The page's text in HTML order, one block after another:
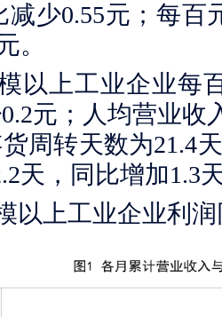
减少0.55元；每
。
以上工业企业每
元；人均营业收
周转天数为21.4
天，同比增加1.3
以上工业企业利